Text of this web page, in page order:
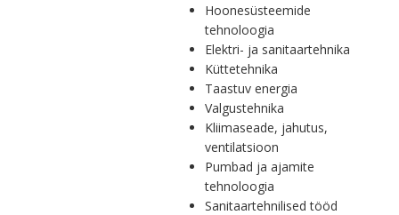
Hoonesüsteemide
tehnoloogia
Elektri- ja sanitaartehnika
Küttetehnika
Taastuv energia
Valgustehnika
Kliimaseade, jahutus,
ventilatsioon
Pumbad ja ajamite
tehnoloogia
Sanitaartehnilised tööd